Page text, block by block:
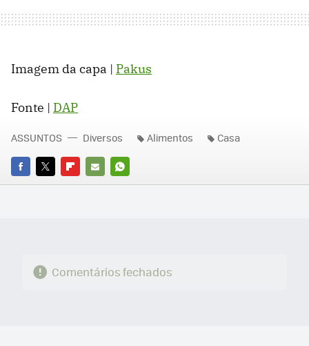
Imagem da capa | Pakus
Fonte | DAP
FACEBOOK
TWITTERFLIPBOARD
E-
WHATSAPP
ASSUNTOS Diversos Alimentos Casa
Comentários fechados